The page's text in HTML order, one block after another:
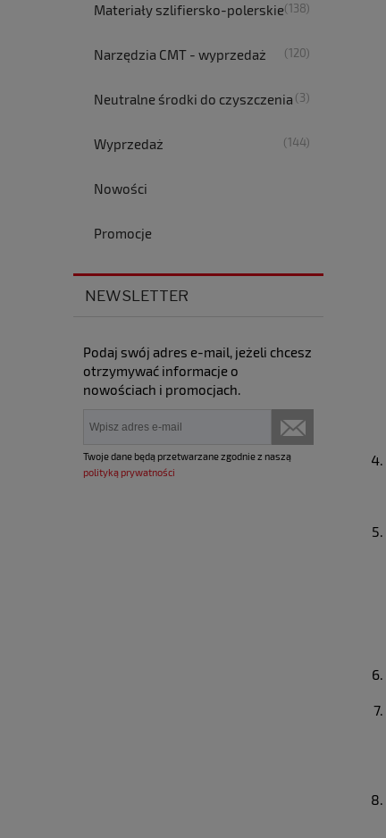
Materiały szlifiersko-polerskie(138)
Narzędzia CMT - wyprzedaż (120)
Neutralne środki do czyszczenia (3)
Wyprzedaż (144)
Nowości
Promocje
NEWSLETTER
Podaj swój adres e-mail, jeżeli chcesz
otrzymywać informacje o
nowościach i promocjach.
Twoje dane będą przetwarzane zgodnie z naszą
polityką prywatności